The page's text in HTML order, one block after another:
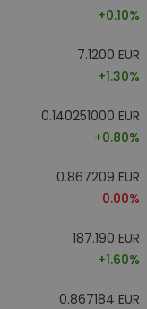
+0.10%
7.1200 EUR
+1.30%
0.140251000 EUR
+0.80%
0.867209 EUR
0.00%
187.190 EUR
+1.60%
0.867184 EUR